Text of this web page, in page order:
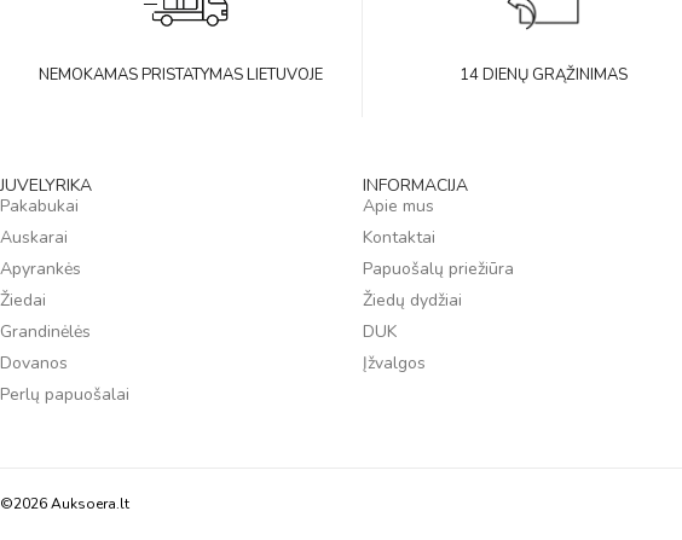
NEMOKAMAS PRISTATYMAS LIETUVOJE 14 DIENŲ GRĄŽINIMAS
JUVELYRIKA
Pakabukai
Auskarai
Apyrankės
Žiedai
Grandinėlės
Dovanos
Perlų papuošalai
INFORMACIJA
Apie mus
Kontaktai
Papuošalų priežiūra
Žiedų dydžiai
DUK
Įžvalgos
©2026 Auksoera.lt